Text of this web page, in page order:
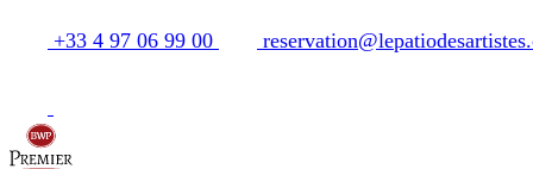
+33 4 97 06 99 00